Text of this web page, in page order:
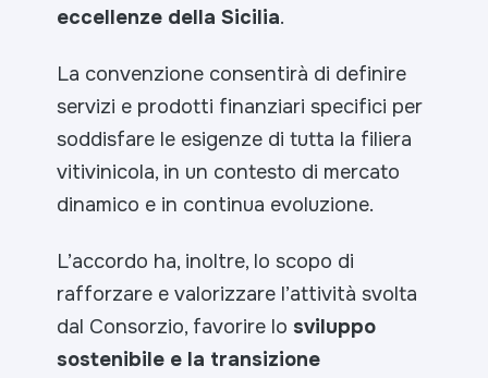
eccellenze della Sicilia.
La convenzione consentirà di definire
servizi e prodotti finanziari specifici per
soddisfare le esigenze di tutta la filiera
vitivinicola, in un contesto di mercato
dinamico e in continua evoluzione.
L’accordo ha, inoltre, lo scopo di
rafforzare e valorizzare l’attività svolta
dal Consorzio, favorire lo sviluppo
sostenibile e la transizione